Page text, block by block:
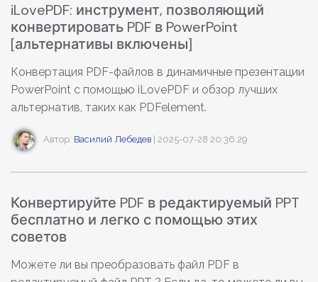
iLovePDF: инструмент, позволяющий
конвертировать PDF в PowerPoint
[альтернативы включены]
Конвертация PDF-файлов в динамичные презентации
PowerPoint с помощью iLovePDF и обзор лучших
альтернатив, таких как PDFelement.
Автор: Василий Лебедев | 2025-07-28 20:36:29
Конвертируйте PDF в редактируемый PPT
бесплатно и легко с помощью этих
советов
Можете ли вы преобразовать файл PDF в